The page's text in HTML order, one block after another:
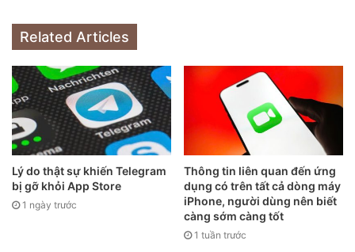
Related Articles
Lý do thật sự khiến Telegram
bị gỡ khỏi App Store
1 ngày trước
Thông tin liên quan đến ứng
dụng có trên tất cả dòng máy
iPhone, người dùng nên biết
càng sớm càng tốt
1 tuần trước